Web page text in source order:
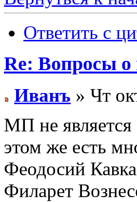
Ответить с
Re: Вопросы
Иванъ » Чт
МП не
этом же есть
Феодосий
Филарет